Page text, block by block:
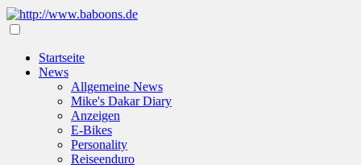
Startseite
News
Allgemeine News
Mike's Dakar Diary
Anzeigen
E-Bikes
Personality
Reiseenduro